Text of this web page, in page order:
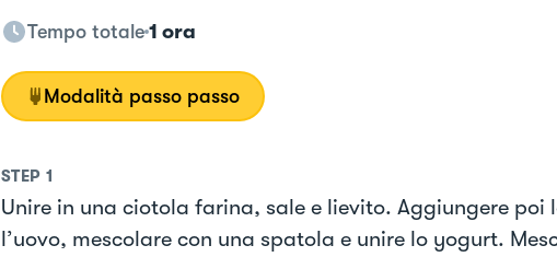
Tempo totale 1 ora
Modalità passo passo
STEP 1
Unire in una ciotola farina, sale e lievito. Aggiungere poi
l’uovo, mescolare con una spatola e unire lo yogurt.